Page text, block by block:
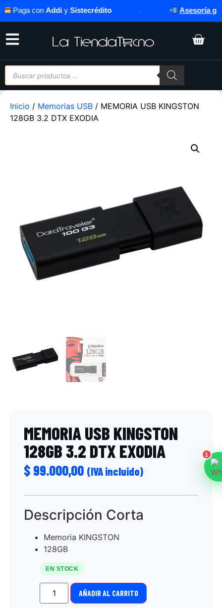
Paga conAddiySistecrédito Asesoría
Inicio / Memorias USB / MEMORIA USB KINGSTON
128GB 3.2 DTX EXODIA
MEMORIA USB KINGSTON
128GB 3.2 DTX EXODIA
$ 99.000,00 (IVA incluido)
Descripción Corta
Memoria KINGSTON
128GB
EN STOCK
AÑADIR AL CARRITO
1